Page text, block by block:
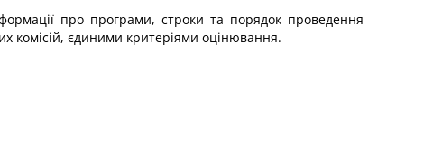
про програми, строки та порядок проведення
комісій, єдиними критеріями оцінювання.